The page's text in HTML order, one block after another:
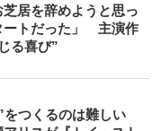
居を辞めようと思っ
ートだった」 主演作
る喜び”
をつくるのは難しい